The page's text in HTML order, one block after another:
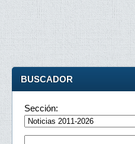
BUSCADOR
Sección: